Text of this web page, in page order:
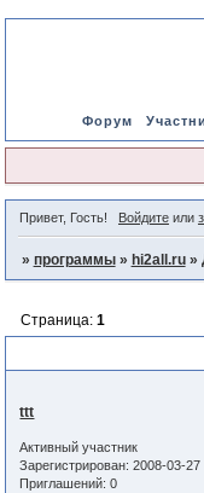
Форум
Привет, Гость! Войдитеили
» программы » hi2all.ru »
Страница: 1
ttt
Активный участник
Зарегистрирован: 2008-03-27
Приглашений: 0